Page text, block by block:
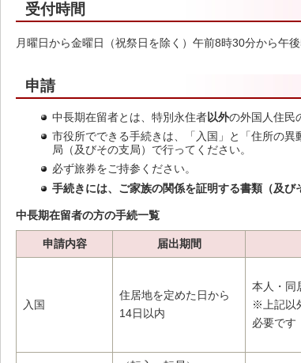
受付時間
月曜日から金曜日（祝祭日を除く）午前8時30分から午
申請
中長期在留者とは、特別永住者以外の外国人住民
市役所でできる手続きは、「入国」と「住所の
局（及びその支局）で行ってください。
必ず旅券をご持参ください。
手続きには、ご家族の関係を証明する書類（及び
中長期在留者の方の手続一覧
申請内容 届出期間
入国
住居地を定めた日から
14日以内
本人・同
※上記以
必要です